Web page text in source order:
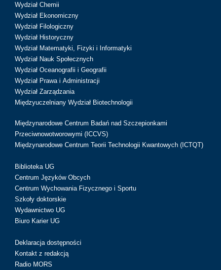
Wydział Chemii
Wydział Ekonomiczny
Wydział Filologiczny
Wydział Historyczny
Wydział Matematyki, Fizyki i Informatyki
Wydział Nauk Społecznych
Wydział Oceanografii i Geografii
Wydział Prawa i Administracji
Wydział Zarządzania
Międzyuczelniany Wydział Biotechnologii
Międzynarodowe Centrum Badań nad Szczepionkami
Przeciwnowotworowymi (ICCVS)
Międzynarodowe Centrum Teorii Technologii Kwantowych (ICTQT)
Biblioteka UG
Centrum Języków Obcych
Centrum Wychowania Fizycznego i Sportu
Szkoły doktorskie
Wydawnictwo UG
Biuro Karier UG
Deklaracja dostępności
Kontakt z redakcją
Radio MORS